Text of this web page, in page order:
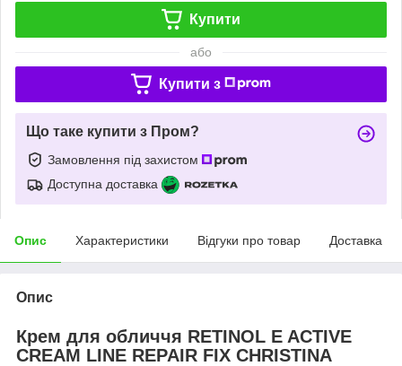
Купити
або
Купити з
Що таке купити з Пром?
Замовлення під захистом
Доступна доставка
Опис Характеристики Відгуки про товар Доставка
Опис
Крем для обличчя RETINOL E ACTIVE
CREAM LINE REPAIR FIX CHRISTINA